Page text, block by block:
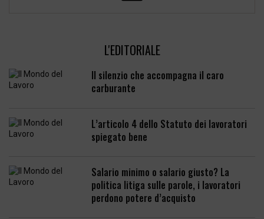
L'EDITORIALE
Il silenzio che accompagna il caro
carburante
L’articolo 4 dello Statuto dei lavoratori
spiegato bene
Salario minimo o salario giusto? La
politica litiga sulle parole, i lavoratori
perdono potere d’acquisto